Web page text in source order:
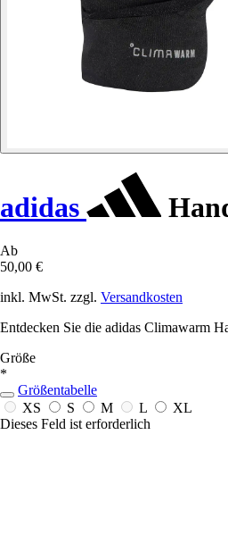
adidas
Ab
50,00 €
inkl. MwSt. zzgl. Versandkosten
Entdecken Sie die adidas Climawarm
Größe
*
Größentabelle
XS
S M L
XL
Dieses Feld ist erforderlich